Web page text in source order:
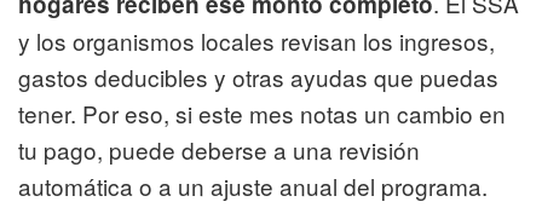
y los organismos locales revisan los ingresos,
gastos deducibles y otras ayudas que puedas
tener. Por eso, si este mes notas un cambio en
tu pago, puede deberse a una revisión
automática o a un ajuste anual del programa.